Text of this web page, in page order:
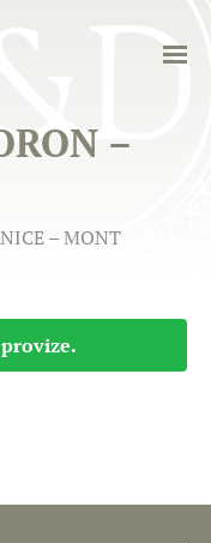
–
NICE – MONT